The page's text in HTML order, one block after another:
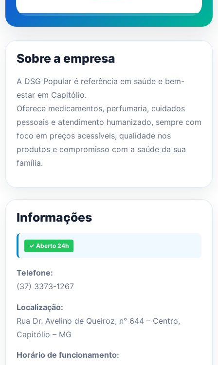
Sobre a empresa
A DSG Popular é referência em saúde e bem-
estar em Capitólio.
Oferece medicamentos, perfumaria, cuidados
pessoais e atendimento humanizado, sempre com
foco em preços acessíveis, qualidade nos
produtos e compromisso com a saúde da sua
família.
Informações
✓ Aberto 24h
Telefone:
(37) 3373-1267
Localização:
Rua Dr. Avelino de Queiroz, n° 644 – Centro,
Capitólio – MG
Horário de funcionamento: